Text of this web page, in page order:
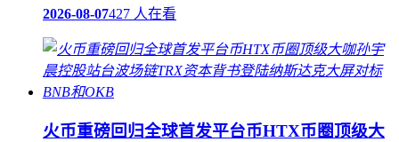
2026-08-07427 人在看
火币重磅回归全球首发平台币HTX币圈顶级大